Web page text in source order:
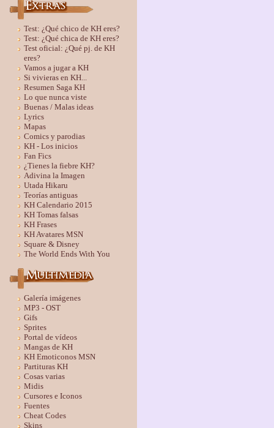
Test: ¿Qué chico de KH eres?
Test: ¿Qué chica de KH eres?
Test oficial: ¿Qué pj. de KH
eres?
Vamos a jugar a KH
Si vivieras en KH...
Resumen Saga KH
Lo que nunca viste
Buenas / Malas ideas
Lyrics
Mapas
Comics y parodias
KH - Los inicios
Fan Fics
¿Tienes la fiebre KH?
Adivina la Imagen
Utada Hikaru
Teorías antiguas
KH Calendario 2015
KH Tomas falsas
KH Frases
KH Avatares MSN
Square & Disney
The World Ends With You
Galería imágenes
MP3 - OST
Gifs
Sprites
Portal de vídeos
Mangas de KH
KH Emoticonos MSN
Partituras KH
Cosas varias
Midis
Cursores e Iconos
Fuentes
Cheat Codes
Skins